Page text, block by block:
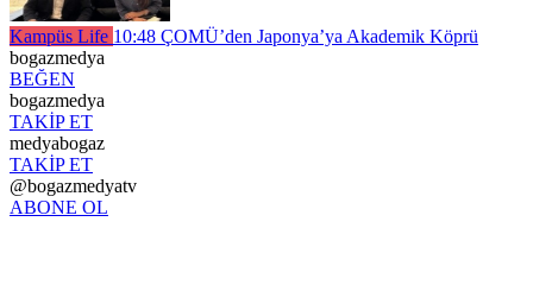
Kampüs Life 10:48 ÇOMÜ’den Japonya’ya Akademik Köprü
bogazmedya
BEĞEN
bogazmedya
TAKİP ET
medyabogaz
TAKİP ET
@bogazmedyatv
ABONE OL